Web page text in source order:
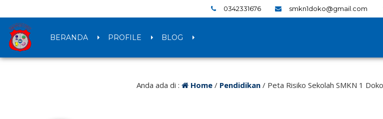
0342331676 smkn1doko@gmail.com
BERANDA PROFILE BLOG
Anda ada di : Home/ Pendidikan/ Peta Risiko Sekolah SMKN 1